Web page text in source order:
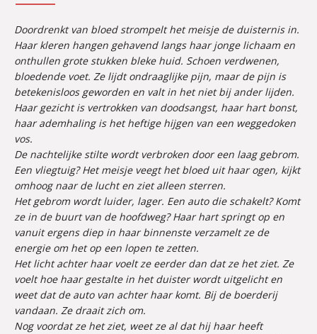
Doordrenkt van bloed strompelt het meisje de duisternis in.
Haar kleren hangen gehavend langs haar jonge lichaam en
onthullen grote stukken bleke huid. Schoen verdwenen,
bloedende voet. Ze lijdt ondraaglijke pijn, maar de pijn is
betekenisloos geworden en valt in het niet bij ander lijden.
Haar gezicht is vertrokken van doodsangst, haar hart bonst,
haar ademhaling is het heftige hijgen van een weggedoken
vos.
De nachtelijke stilte wordt verbroken door een laag gebrom.
Een vliegtuig? Het meisje veegt het bloed uit haar ogen, kijkt
omhoog naar de lucht en ziet alleen sterren.
Het gebrom wordt luider, lager. Een auto die schakelt? Komt
ze in de buurt van de hoofdweg? Haar hart springt op en
vanuit ergens diep in haar binnenste verzamelt ze de
energie om het op een lopen te zetten.
Het licht achter haar voelt ze eerder dan dat ze het ziet. Ze
voelt hoe haar gestalte in het duister wordt uitgelicht en
weet dat de auto van achter haar komt. Bij de boerderij
vandaan. Ze draait zich om.
Nog voordat ze het ziet, weet ze al dat hij haar heeft